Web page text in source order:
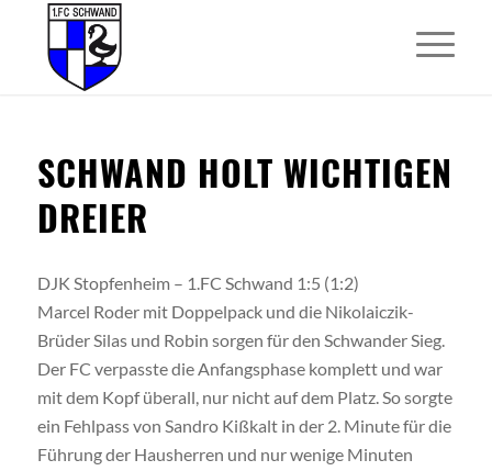
SCHWAND HOLT WICHTIGEN
DREIER
DJK Stopfenheim – 1.FC Schwand 1:5 (1:2)
Marcel Roder mit Doppelpack und die Nikolaiczik-
Brüder Silas und Robin sorgen für den Schwander Sieg.
Der FC verpasste die Anfangsphase komplett und war
mit dem Kopf überall, nur nicht auf dem Platz. So sorgte
ein Fehlpass von Sandro Kißkalt in der 2. Minute für die
Führung der Hausherren und nur wenige Minuten